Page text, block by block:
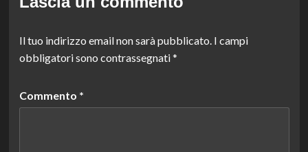
Il tuo indirizzo email non sarà pubblicato. I campi
obbligatori sono contrassegnati*
Commento *